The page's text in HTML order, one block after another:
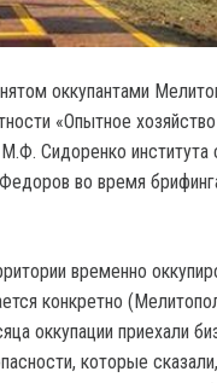
оккупантами
«Опытное
Сидоренко
во время
временно
конкретно
оккупации приехали
которые